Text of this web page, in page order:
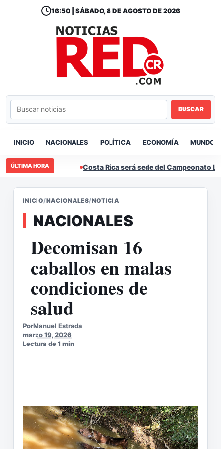
16:50 | SÁBADO, 8 DE AGOSTO DE 2026
BUSCAR
INICIO NACIONALES POLÍTICA ECONOMÍA MUNDO
ÚLTIMA HORA Costa Rica será sede del Campeonato
INICIO/NACIONALES/NOTICIA
NACIONALES
Decomisan 16
caballos en malas
condiciones de
salud
PorManuel Estrada
marzo 19, 2026
Lectura de 1 min